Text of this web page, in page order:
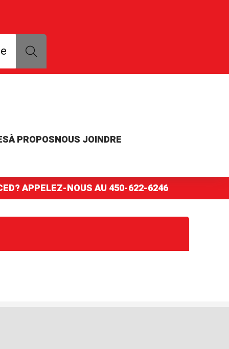
modèle ou numéro de pièce
À PROPOSNOUS JOINDRE
APPELEZ-NOUS AU450-622-6246